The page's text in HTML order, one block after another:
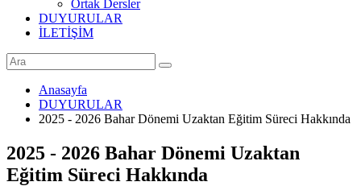
Ortak Dersler
DUYURULAR
İLETİŞİM
Anasayfa
DUYURULAR
2025 - 2026 Bahar Dönemi Uzaktan Eğitim Süreci Hakkında
2025 - 2026 Bahar Dönemi Uzaktan
Eğitim Süreci Hakkında